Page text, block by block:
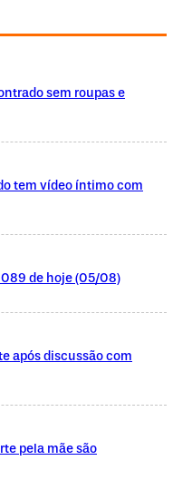
sem roupas e
tem vídeo íntimo com
de hoje (05/08)
após discussão com
pela mãe são